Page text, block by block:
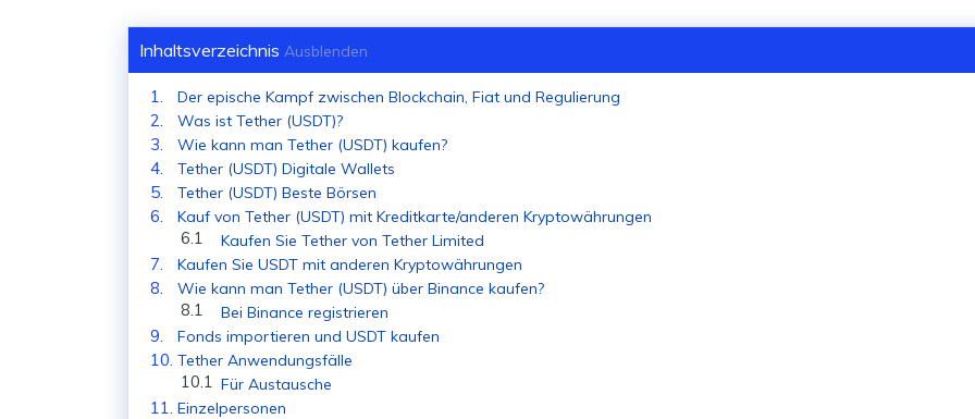
Inhaltsverzeichnis Ausblenden
Der epische Kampf zwischen Blockchain, Fiat und Regulierung
Was ist Tether (USDT)?
Wie kann man Tether (USDT) kaufen?
Tether (USDT) Digitale Wallets
Tether (USDT) Beste Börsen
Kauf von Tether (USDT) mit Kreditkarte/anderen Kryptowährungen
Kaufen Sie Tether von Tether Limited
Kaufen Sie USDT mit anderen Kryptowährungen
Wie kann man Tether (USDT) über Binance kaufen?
Bei Binance registrieren
Fonds importieren und USDT kaufen
Tether Anwendungsfälle
Für Austausche
Einzelpersonen